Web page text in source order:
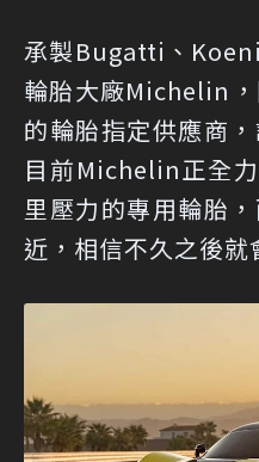
承製Bugatti、
輪胎大廠Michelin
的輪胎指定供應商
目前Michelin正全
里壓力的專用輪胎
近，相信不久之後就